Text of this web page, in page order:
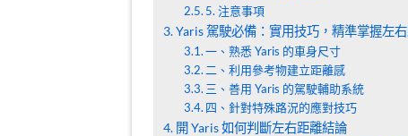
5. 注意事項
Yaris 駕駛必備：實用技巧，精準掌握左
一、熟悉 Yaris 的車身尺寸
二、利用參考物建立距離感
三、善用 Yaris 的駕駛輔助系統
四、針對特殊路況的應對技巧
開 Yaris 如何判斷左右距離結論